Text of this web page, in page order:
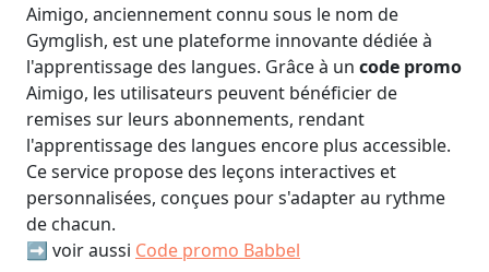
Aimigo, anciennement connu sous le nom de
Gymglish, est une plateforme innovante dédiée à
l'apprentissage des langues. Grâce à un code promo
Aimigo, les utilisateurs peuvent bénéficier de
remises sur leurs abonnements, rendant
l'apprentissage des langues encore plus accessible.
Ce service propose des leçons interactives et
personnalisées, conçues pour s'adapter au rythme
de chacun.
➡️ voir aussi Code promo Babbel